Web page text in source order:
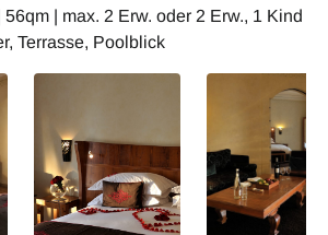
| max. 2 Erw. oder 2 Erw., 1 Kind
Terrasse, Poolblick